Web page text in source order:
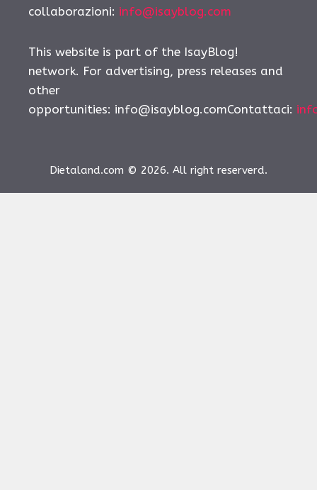
collaborazioni: info@isayblog.com
This website is part of the IsayBlog!
network. For advertising, press releases and
other
opportunities: info@isayblog.comContattaci:
Dietaland.com © 2026. All right reserverd.